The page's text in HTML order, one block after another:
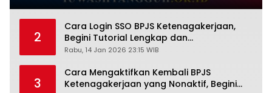
2
Cara Login SSO BPJS Ketenagakerjaan,
Begini Tutorial Lengkap dan
Pengertiannya
Rabu, 14 Jan 2026 23:15 WIB
3
Cara Mengaktifkan Kembali BPJS
Ketenagakerjaan yang Nonaktif, Begini